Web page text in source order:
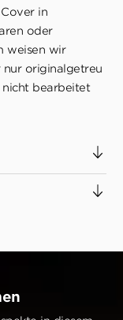
in
oder
weisen wir
nur originalgetreu
bearbeitet